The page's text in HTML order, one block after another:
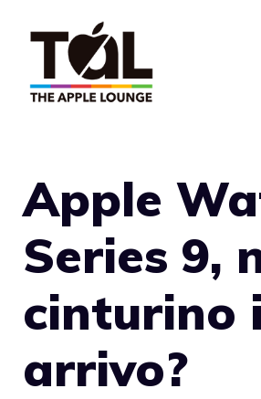
contenuto
Apple
Series 9,
cinturino
arrivo?